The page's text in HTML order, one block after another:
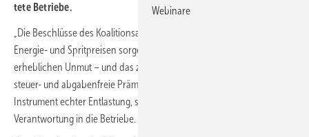
tete Betriebe.
„Die Beschlüsse des Koalitionsausschusses zur Entlastung bei den
Energie- und Spritpreisen sorgen auch im SHK-Handwerk für
erheblichen Unmut – und das zu Recht. Insbesondere die geplante
steuer- und abgabenfreie Prämie von bis zu 1.000 Euro ist kein
Instrument echter Entlastung, sondern eine Verlagerung staatlicher
Verantwortung in die Betriebe.
Webinare